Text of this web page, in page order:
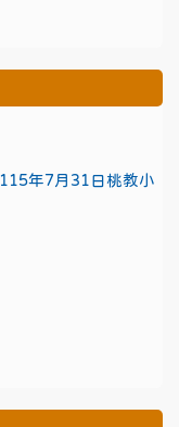
年7月31日桃教小